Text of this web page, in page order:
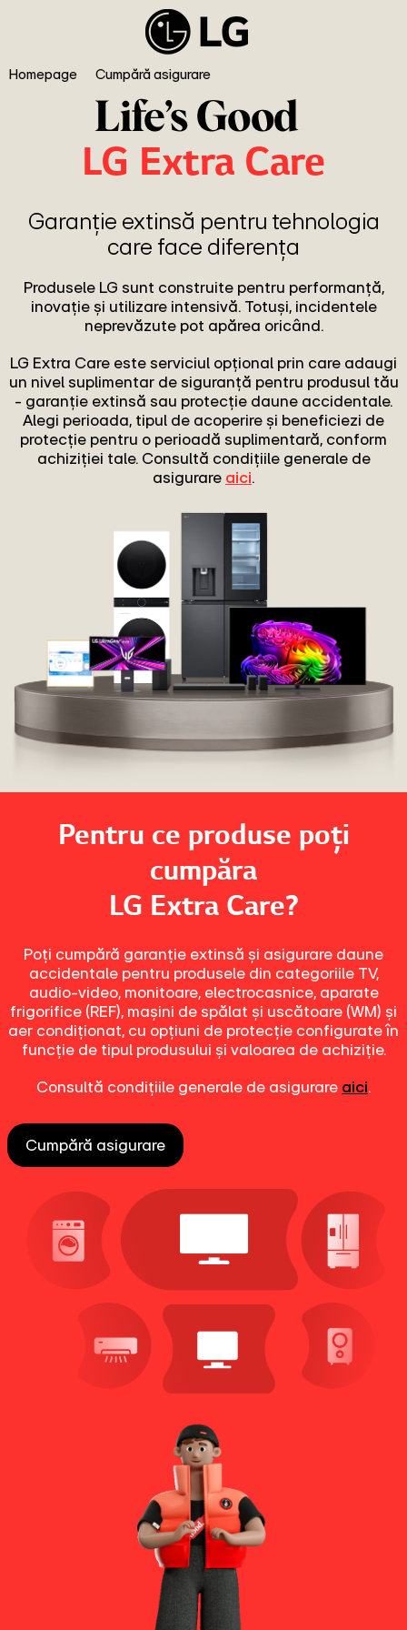
Homepage Cumpără asigurare
LG Extra Care
Garanție extinsă pentru tehnologia
care face diferența
Produsele LG sunt construite pentru performanță,
inovație și utilizare intensivă. Totuși, incidentele
neprevăzute pot apărea oricând.
LG Extra Care este serviciul opțional prin care adaugi
un nivel suplimentar de siguranță pentru produsul tău
- garanție extinsă sau protecție daune accidentale.
Alegi perioada, tipul de acoperire și beneficiezi de
protecție pentru o perioadă suplimentară, conform
achiziției tale. Consultă condițiile generale de
asigurare aici.
Pentru ce produse poți
cumpăra
LG Extra Care?
Poți cumpără garanție extinsă și asigurare daune
accidentale pentru produsele din categoriile TV,
audio-video, monitoare, electrocasnice, aparate
frigorifice (REF), mașini de spălat și uscătoare (WM) și
aer condiționat, cu opțiuni de protecție configurate în
funcție de tipul produsului și valoarea de achiziție.
Consultă condițiile generale de asigurare aici.
Cumpără asigurare